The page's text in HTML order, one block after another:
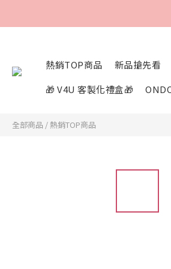
熱銷TOP商品 新品搶先看
🎁 V4U 客製化禮盒🎁
全部商品 /熱銷TOP商品